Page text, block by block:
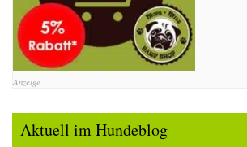
Anzeige
Aktuell im Hundeblog